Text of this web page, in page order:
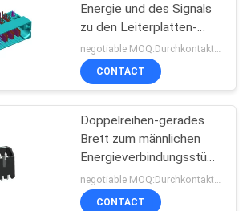
Energie und des Signals
zu den Leiterplatten-
Verbindern berichtigen
Engelsmann eine Art BAD
mit Gabeln ROHS
negotiable MOQ:Durchkontaktierung
CONTACT
Doppelreihen-gerades
Brett zum männlichen
Energieverbindungsstück
des Leiterplatten-
Verbinders 1.25mm
negotiable MOQ:Durchkontaktierung
CONTACT